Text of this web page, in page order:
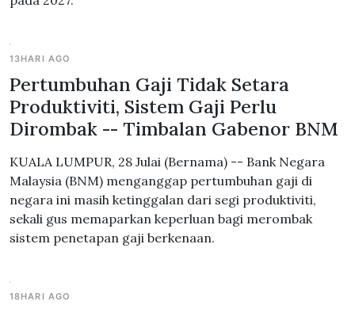
13HARI AGO
Pertumbuhan Gaji Tidak Setara
Produktiviti, Sistem Gaji Perlu
Dirombak -- Timbalan Gabenor BNM
KUALA LUMPUR, 28 Julai (Bernama) -- Bank Negara
Malaysia (BNM) menganggap pertumbuhan gaji di
negara ini masih ketinggalan dari segi produktiviti,
sekali gus memaparkan keperluan bagi merombak
sistem penetapan gaji berkenaan.
18HARI AGO